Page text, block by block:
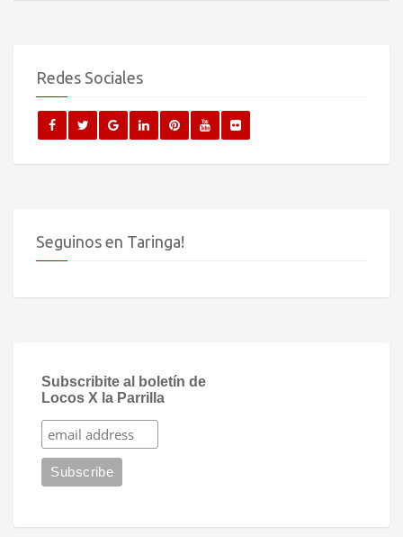
Redes Sociales
Seguinos en Taringa!
Subscribite al boletín de
Locos X la Parrilla